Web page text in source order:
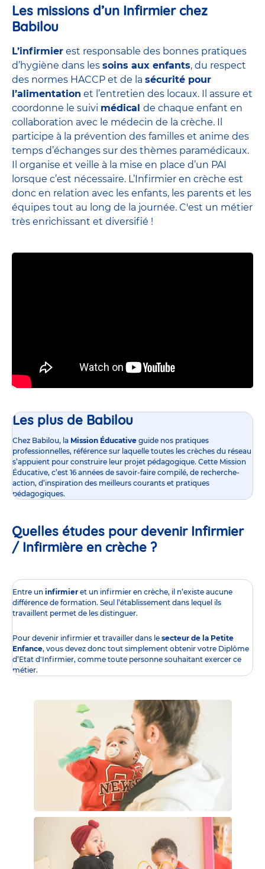
Les missions d’un Infirmier chez
Babilou
L’infirmier est responsable des bonnes pratiques
d’hygiène dans les soins aux enfants, du respect
des normes HACCP et de la sécurité pour
l’alimentation et l’entretien des locaux. Il assure et
coordonne le suivi médical de chaque enfant en
collaboration avec le médecin de la crèche. Il
participe à la prévention des familles et anime des
temps d’échanges sur des thèmes paramédicaux.
Il organise et veille à la mise en place d’un PAI
lorsque c’est nécessaire. L’Infirmier en crèche est
donc en relation avec les enfants, les parents et les
équipes tout au long de la journée. C'est un métier
très enrichissant et diversifié !
Les plus de Babilou
Chez Babilou, la Mission Éducative guide nos pratiques
professionnelles, référence sur laquelle toutes les crèches du réseau
s’appuient pour construire leur projet pédagogique. Cette Mission
Éducative, c’est 16 années de savoir-faire compilé, de recherche-
action, d’inspiration des meilleurs courants et pratiques
pédagogiques.
Quelles études pour devenir Infirmier
/ Infirmière en crèche ?
Entre un infirmier et un infirmier en crèche, il n’existe aucune
différence de formation. Seul l’établissement dans lequel ils
travaillent permet de les distinguer.
Pour devenir infirmier et travailler dans le secteur de la Petite
Enfance, vous devez donc tout simplement obtenir votre Diplôme
d’Etat d'Infirmier, comme toute personne souhaitant exercer ce
métier.